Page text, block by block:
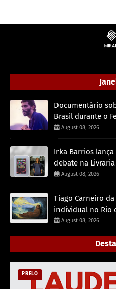
Documentário
Brasil durante o
August 08, 2026
Irka Barrios
debate na
August 08, 2026
Tiago Carneiro
individual no Rio
August 08, 2026
PRELO